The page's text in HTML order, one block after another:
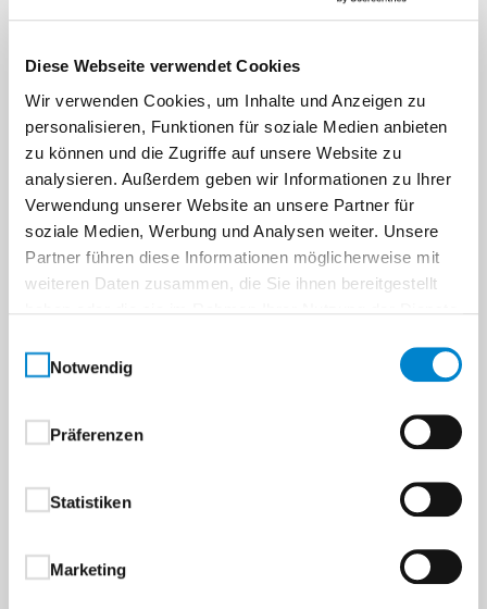
Diese Webseite verwendet Cookies
Wir verwenden Cookies, um Inhalte und Anzeigen zu
personalisieren, Funktionen für soziale Medien anbieten
zu können und die Zugriffe auf unsere Website zu
analysieren. Außerdem geben wir Informationen zu Ihrer
Verwendung unserer Website an unsere Partner für
soziale Medien, Werbung und Analysen weiter. Unsere
Partner führen diese Informationen möglicherweise mit
weiteren Daten zusammen, die Sie ihnen bereitgestellt
Notwendig
Präferenzen
Statistiken
Marketing